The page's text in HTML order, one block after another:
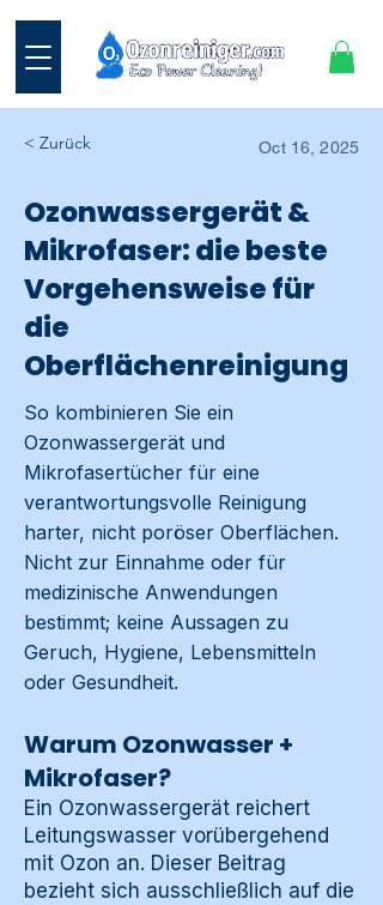
< Zurück Oct 16, 2025
Ozonwassergerät &
Mikrofaser: die beste
Vorgehensweise für
die
Oberflächenreinigung
So kombinieren Sie ein
Ozonwassergerät und
Mikrofasertücher für eine
verantwortungsvolle Reinigung
harter, nicht poröser Oberflächen.
Nicht zur Einnahme oder für
medizinische Anwendungen
bestimmt; keine Aussagen zu
Geruch, Hygiene, Lebensmitteln
oder Gesundheit.
Warum Ozonwasser +
Mikrofaser?
Ein Ozonwassergerät reichert
Leitungswasser vorübergehend
mit Ozon an. Dieser Beitrag
bezieht sich ausschließlich auf die